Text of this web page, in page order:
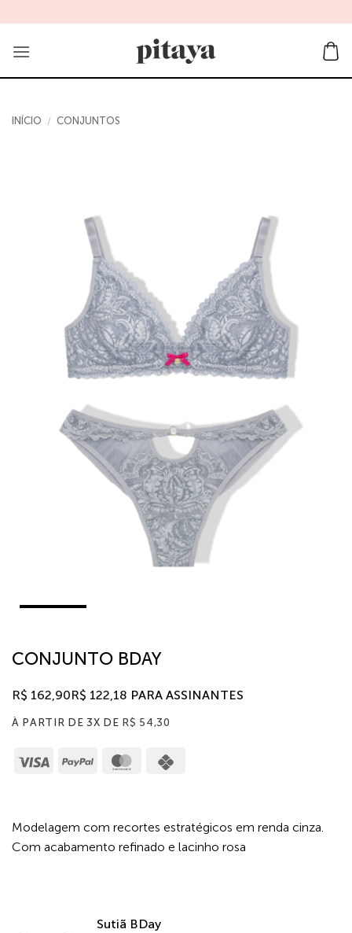
to
content
INÍCIO / CONJUNTOS
CONJUNTO BDAY
R$ 162,90R$ 122,18 PARA ASSINANTES
À PARTIR DE 3X DE R$ 54,30
Visa PayPal MasterCard
Modelagem com recortes estratégicos em renda cinza.
Com acabamento refinado e lacinho rosa
Sutiã BDay